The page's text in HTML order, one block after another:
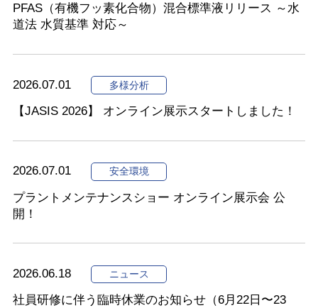
PFAS（有機フッ素化合物）混合標準液リリース ～水
道法 水質基準 対応～
2026.07.01 多様分析
【JASIS 2026】 オンライン展示スタートしました！
2026.07.01 安全環境
プラントメンテナンスショー オンライン展示会 公
開！
2026.06.18 ニュース
社員研修に伴う臨時休業のお知らせ（6月22日〜23